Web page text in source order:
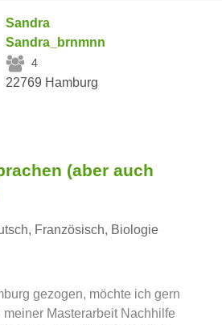
Sandra
Sandra_brnmnn
4
22769 Hamburg
(aber auch
Französisch, Biologie
gezogen, möchte ich gern
Masterarbeit Nachhilfe